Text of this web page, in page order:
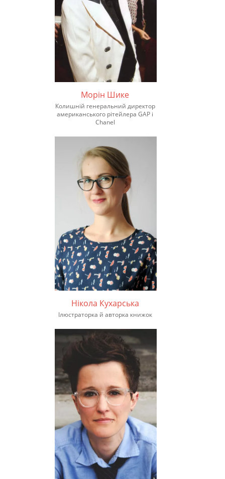
Морін Шике
Колишній генеральний директор
американського рітейлера GAP і
Chanel
Нікола Кухарська
Ілюстраторка й авторка книжок